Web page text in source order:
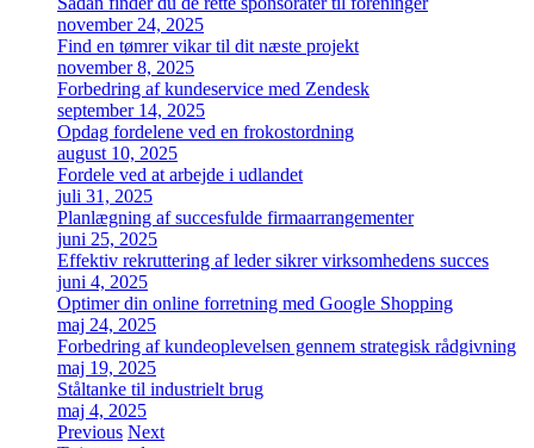
november 24, 2025
Find en tømrer vikar til dit næste projekt
november 8, 2025
Forbedring af kundeservice med Zendesk
september 14, 2025
Opdag fordelene ved en frokostordning
august 10, 2025
Fordele ved at arbejde i udlandet
juli 31, 2025
Planlægning af succesfulde firmaarrangementer
juni 25, 2025
Effektiv rekruttering af leder sikrer virksomhedens succes
juni 4, 2025
Optimer din online forretning med Google Shopping
maj 24, 2025
Forbedring af kundeoplevelsen gennem strategisk rådgivning
maj 19, 2025
Ståltanke til industrielt brug
maj 4, 2025
Previous Next